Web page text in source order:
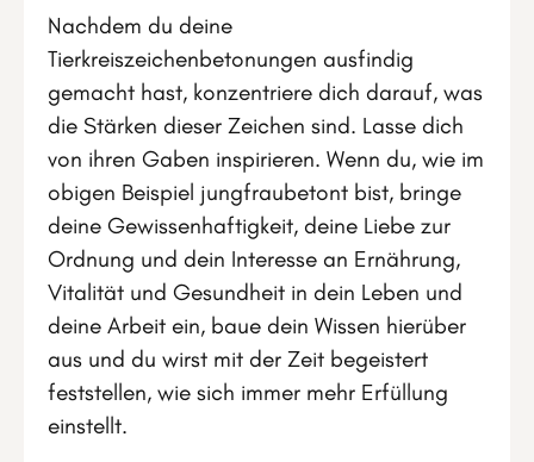
Nachdem du deine
Tierkreiszeichenbetonungen ausfindig
gemacht hast, konzentriere dich darauf, was
die Stärken dieser Zeichen sind. Lasse dich
von ihren Gaben inspirieren. Wenn du, wie im
obigen Beispiel jungfraubetont bist, bringe
deine Gewissenhaftigkeit, deine Liebe zur
Ordnung und dein Interesse an Ernährung,
Vitalität und Gesundheit in dein Leben und
deine Arbeit ein, baue dein Wissen hierüber
aus und du wirst mit der Zeit begeistert
feststellen, wie sich immer mehr Erfüllung
einstellt.